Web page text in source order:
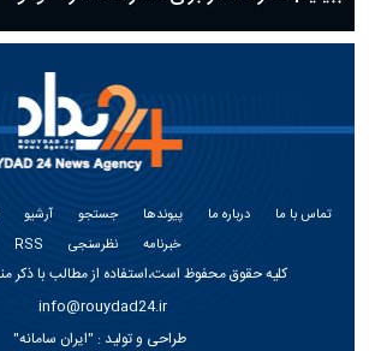
تماس با ما درباره ما پیوندها جستجو آرشیو
خبرنامه
نظرسنجی RSS
کلیه حقوق محفوظ است،استفاده از مطالب با ذکر
info@rouydad24.ir
طراحی و تولید : "ایران سامانه"